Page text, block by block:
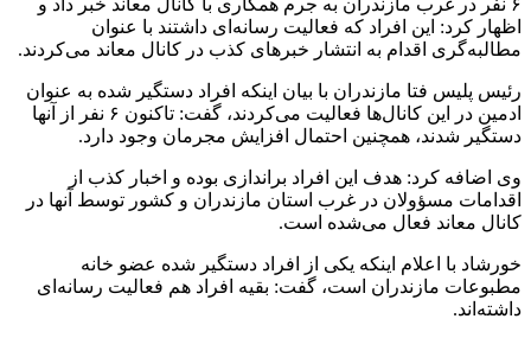
اظهار کرد: این افراد که فعالیت رسانه‌ای داشتند با عنوان
مطالبه‌گری اقدام به انتشار خبرهای کذب در کانال معاند می‌کردند.
رئیس پلیس فتا مازندران با بیان اینکه افراد دستگیر شده به عنوان
ادمین در این کانال‌ها فعالیت می‌کردند، گفت: تاکنون ۶ نفر از آنها
دستگیر شدند، همچنین احتمال افزایش مجرمان وجود دارد.
وی اضافه کرد: هدف این افراد براندازی بوده و اخبار کذب از
اقدامات مسؤولان در غرب استان مازندران و کشور توسط آنها در
کانال معاند فعال می‌شده است.
خورشاد با اعلام اینکه یکی از افراد دستگیر شده عضو خانه
مطبوعات مازندران است، گفت: بقیه افراد هم فعالیت رسانه‌ای
داشته‌اند.